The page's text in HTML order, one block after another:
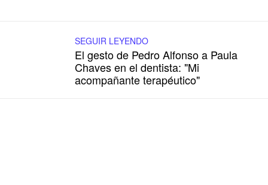
SEGUIR LEYENDO
El gesto de Pedro Alfonso a Paula
Chaves en el dentista: "Mi
acompañante terapéutico"